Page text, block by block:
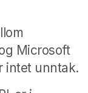
Microsoft
intet unntak.